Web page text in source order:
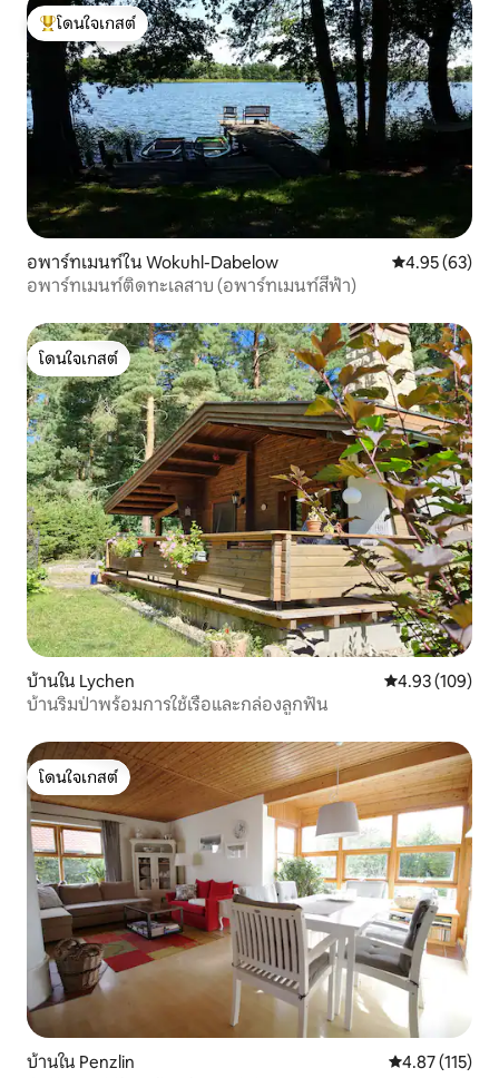
โดนใจเกสต์ที่สุด
โดนใจเกสต์
อพาร์ทเมนท์ใน Wokuhl-Dabelow คะแนนเฉลี่ย
4.95 (63)
อพาร์ทเมนท์ติดทะเลสาบ (อพาร์ทเมนท์สีฟ้า)
โดนใจเกสต์
โดนใจเกสต์
บ้านใน Lychen คะแนนเฉลี่ย
4.93 (109)
บ้านริมป่าพร้อมการใช้เรือและกล่องลูกฟัน
โดนใจเกสต์
โดนใจเกสต์
บ้านใน Penzlin คะแนนเฉลี่ย
4.87 (115)